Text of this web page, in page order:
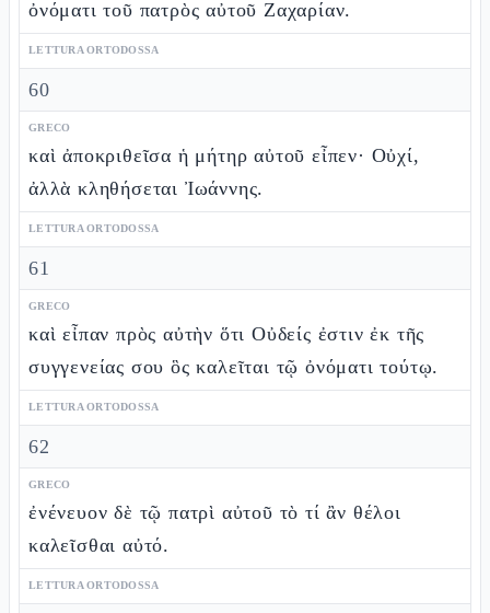
ὀνόματι τοῦ πατρὸς αὐτοῦ Ζαχαρίαν.
LETTURA ORTODOSSA
60
GRECO
καὶ ἀποκριθεῖσα ἡ μήτηρ αὐτοῦ εἶπεν· Οὐχί,
ἀλλὰ κληθήσεται Ἰωάννης.
LETTURA ORTODOSSA
61
GRECO
καὶ εἶπαν πρὸς αὐτὴν ὅτι Οὐδείς ἐστιν ἐκ τῆς
συγγενείας σου ὃς καλεῖται τῷ ὀνόματι τούτῳ.
LETTURA ORTODOSSA
62
GRECO
ἐνένευον δὲ τῷ πατρὶ αὐτοῦ τὸ τί ἂν θέλοι
καλεῖσθαι αὐτό.
LETTURA ORTODOSSA